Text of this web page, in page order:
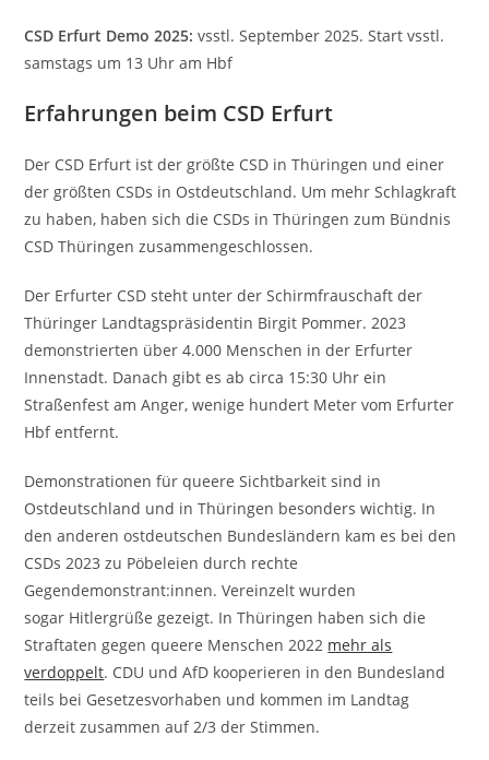
CSD Erfurt Demo 2025:vsstl. September 2025. Start vsstl.
samstags um 13 Uhr am Hbf
Erfahrungen beim CSD Erfurt
Der CSD Erfurt ist der größte CSD in Thüringen und einer
der größten CSDs in Ostdeutschland. Um mehr Schlagkraft
zu haben, haben sich die CSDs in Thüringen zum Bündnis
CSD Thüringen zusammengeschlossen.
Der Erfurter CSD steht unter der Schirmfrauschaft der
Thüringer Landtagspräsidentin Birgit Pommer. 2023
demonstrierten über 4.000 Menschen in der Erfurter
Innenstadt. Danach gibt es ab circa 15:30 Uhr ein
Straßenfest am Anger, wenige hundert Meter vom Erfurter
Hbf entfernt.
Demonstrationen für queere Sichtbarkeit sind in
Ostdeutschland und in Thüringen besonders wichtig. In
den anderen ostdeutschen Bundesländern kam es bei den
CSDs 2023 zu Pöbeleien durch rechte
Gegendemonstrant:innen. Vereinzelt wurden
sogar Hitlergrüße gezeigt. In Thüringen haben sich die
Straftaten gegen queere Menschen 2022 mehr als
verdoppelt. CDU und AfD kooperieren in den Bundesland
teils bei Gesetzesvorhaben und kommen im Landtag
derzeit zusammen auf 2/3 der Stimmen.